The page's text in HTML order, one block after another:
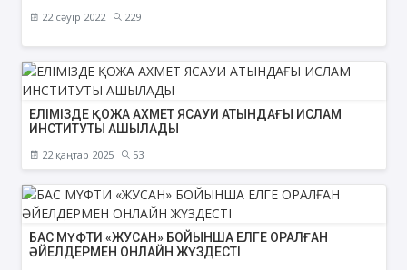
22 сәуір 2022 229
ЕЛІМІЗДЕ ҚОЖА АХМЕТ ЯСАУИ АТЫНДАҒЫ ИСЛАМ
ИНСТИТУТЫ АШЫЛАДЫ
22 қаңтар 2025 53
БАС МҮФТИ «ЖУСАН» БОЙЫНША ЕЛГЕ ОРАЛҒАН
ӘЙЕЛДЕРМЕН ОНЛАЙН ЖҮЗДЕСТІ